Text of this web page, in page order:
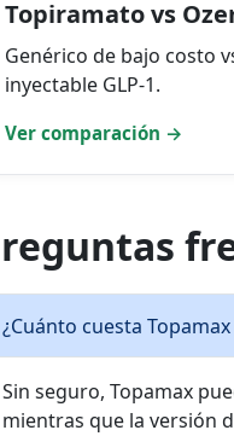
Topiramato vs
Genérico de bajo costo
inyectable GLP-1.
Ver comparación →
¿Cuánto cuesta
Sin seguro, Topamax
mientras que la versión